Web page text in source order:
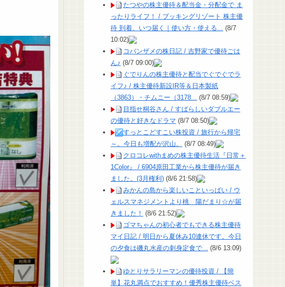
たつやの株主優待＆配当金・分配金で ま
ったりライフ！ / ブッキングリゾート 株主優
待 到着、いつ届く｜使い方・使える...
(8/7
10:02)
コバンザメの株日記 / 吉野家で優待ごは
ん♪ (8/7 09:00)
ぐでりんの株主優待と配当でぐでぐでラ
イフ♪ / 株主優待新設IR等＆日本製紙
（3863）・チムニー（3178...
(8/7 08:59)
目指せ桐谷さん / すばらしいダブルエー
の優待と好きなドラマ (8/7 08:50)
すっとこどすこい株投資 / 旅行から帰宅
～。今日も増配が沢山。
(8/7 08:49)
クロコレwithまめの株主優待生活『日常＋
1Color』 / 6904原田工業から株主優待が届き
ました。(3月権利) (8/6 21:58)
みかんの島から楽しいこといっぱい / ウ
ェルスマネジメントより桃 陽だまり☆が届
きました！ (8/6 21:52)
ゴマちゃんの初心者でもできる株主優待
マイ日記 / 明日から夏休み10連休です。今日
の夕食は磯丸水産の刺身定食で...
(8/6 13:09)
ゆとりサラリーマンの優待投資 / 【簡
単】花丸満点でおすすめ！優秀株主優待ベス